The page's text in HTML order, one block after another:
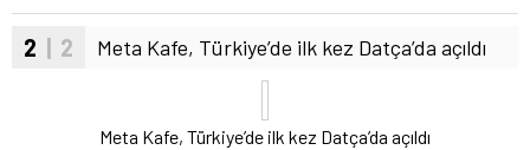
2 | 2 Meta Kafe, Türkiye’de ilk kez Datça’da açıldı
Meta Kafe, Türkiye’de ilk kez Datça’da açıldı